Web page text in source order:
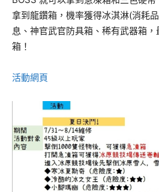
拿到龍鑽箱，機率獲得冰淇淋(消耗
息、神官武官防具箱、稀有武器箱
箱！
活動網頁